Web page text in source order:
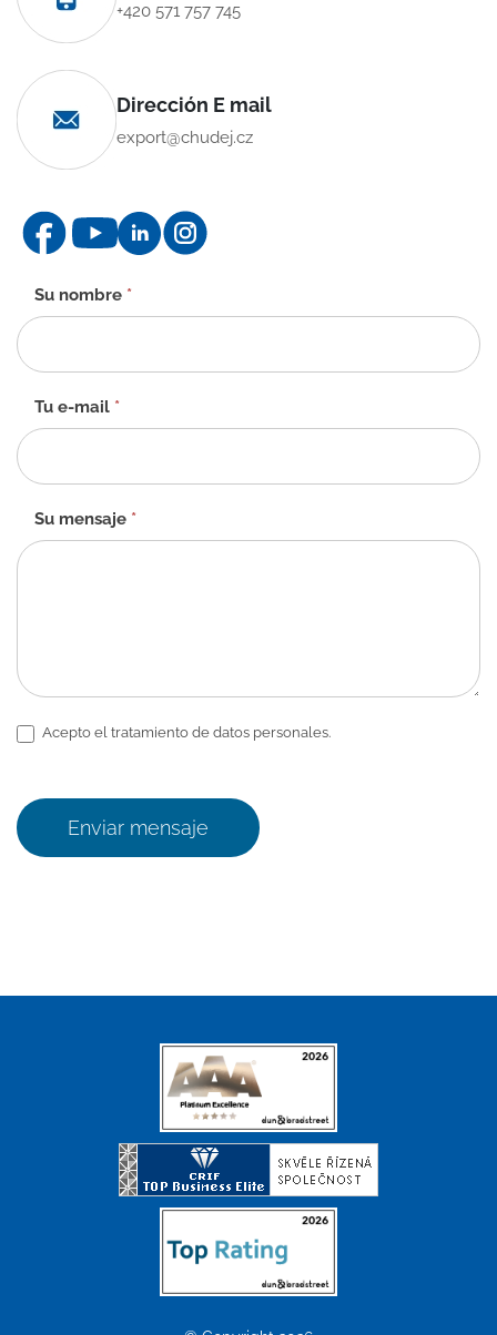
+420 571 757 745
Dirección E mail
export@chudej.cz
Formulario
de
contacto
-
Su nombre *
Tu e-mail *
Su mensaje *
Acepto el tratamiento de datos personales.
Enviar mensaje